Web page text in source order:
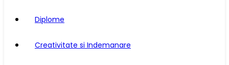
Diplome
Creativitate si Indemanare